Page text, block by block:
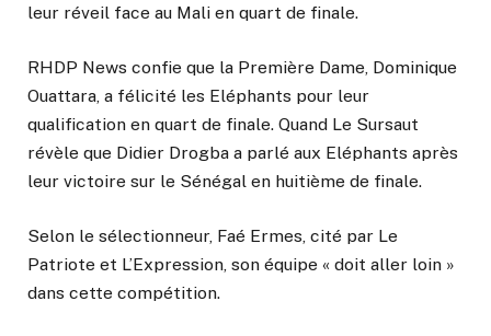
leur réveil face au Mali en quart de finale.
RHDP News confie que la Première Dame, Dominique
Ouattara, a félicité les Eléphants pour leur
qualification en quart de finale. Quand Le Sursaut
révèle que Didier Drogba a parlé aux Eléphants après
leur victoire sur le Sénégal en huitième de finale.
Selon le sélectionneur, Faé Ermes, cité par Le
Patriote et L’Expression, son équipe « doit aller loin »
dans cette compétition.